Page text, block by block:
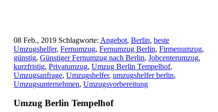
08 Feb., 2019 Schlagworte: Angebot, Berlin, beste
Umzugshelfer, Fernumzug, Fernumzug Berlin, Firmenumzug,
günstig, Günstiger Fernumzug nach Berlin, Jobcenterumzug,
kurzfristig, Privatumzug, Umzug Berlin Tempelhof,
Umzugsanfrage, Umzugshelfer, umzugshelfer berlin,
Umzugsunternehmen, Umzugsvorbereitung
Umzug Berlin Tempelhof